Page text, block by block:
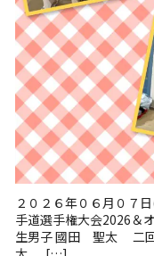
２０２６年０６月０７
手道選手権大会2026＆
生男子 國田 聖太 二